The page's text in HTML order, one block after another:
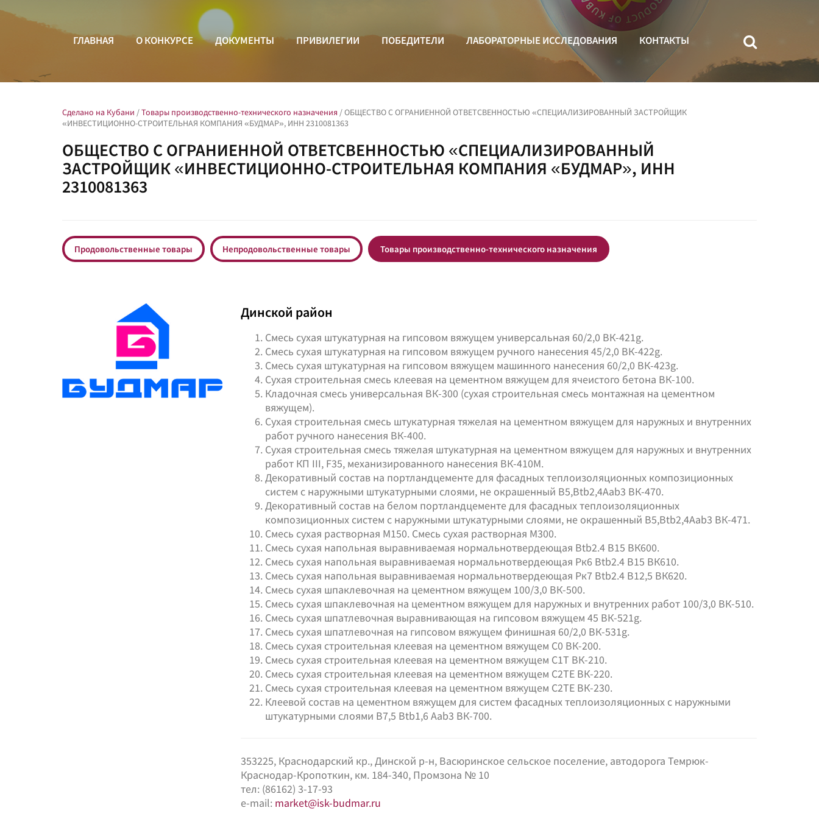
ГЛАВНАЯ О КОНКУРСЕ ДОКУМЕНТЫ ПРИВИЛЕГИИ ПОБЕДИТЕЛИ ЛАБОРАТОРНЫЕ ИССЛЕДОВАНИЯ КОНТАКТЫ
Сделано на Кубани /Товары производственно-технического назначения /ОБЩЕСТВО С ОГРАНИЕННОЙ ОТВЕТСВЕННОСТЬЮ «СПЕЦИАЛИЗИРОВАННЫЙ ЗАСТРОЙЩИК
«ИНВЕСТИЦИОННО-СТРОИТЕЛЬНАЯ КОМПАНИЯ «БУДМАР», ИНН 2310081363
ОБЩЕСТВО С ОГРАНИЕННОЙ ОТВЕТСВЕННОСТЬЮ «СПЕЦИАЛИЗИРОВАННЫЙ
ЗАСТРОЙЩИК «ИНВЕСТИЦИОННО-СТРОИТЕЛЬНАЯ КОМПАНИЯ «БУДМАР», ИНН
2310081363
Продовольственные товары Непродовольственные товары Товары производственно-технического назначения
Динской район
Смесь сухая штукатурная на гипсовом вяжущем универсальная 60/2,0 ВК-421g.
Смесь сухая штукатурная на гипсовом вяжущем ручного нанесения 45/2,0 ВК-422g.
Смесь сухая штукатурная на гипсовом вяжущем машинного нанесения 60/2,0 ВК-423g.
Сухая строительная смесь клеевая на цементном вяжущем для ячеистого бетона ВК-100.
Кладочная смесь универсальная ВК-300 (сухая строительная смесь монтажная на цементном
вяжущем).
Сухая строительная смесь штукатурная тяжелая на цементном вяжущем для наружных и внутренних
работ ручного нанесения ВК-400.
Сухая строительная смесь тяжелая штукатурная на цементном вяжущем для наружных и внутренних
работ КП III, F35, механизированного нанесения ВК-410М.
Декоративный состав на портландцементе для фасадных теплоизоляционных композиционных
систем с наружными штукатурными слоями, не окрашенный В5,Вtb2,4Aab3 ВК-470.
Декоративный состав на белом портландцементе для фасадных теплоизоляционных
композиционных систем с наружными штукатурными слоями, не окрашенный В5,Вtb2,4Aab3 ВК-471.
Смесь сухая растворная М150. Смесь сухая растворная М300.
Смесь сухая напольная выравниваемая нормальнотвердеющая Btb2.4 В15 ВК600.
Смесь сухая напольная выравниваемая нормальнотвердеющая Рк6 Btb2.4 В15 ВК610.
Смесь сухая напольная выравниваемая нормальнотвердеющая Рк7 Btb2.4 В12,5 ВК620.
Смесь сухая шпаклевочная на цементном вяжущем 100/3,0 ВК-500.
Смесь сухая шпаклевочная на цементном вяжущем для наружных и внутренних работ 100/3,0 ВК-510.
Смесь сухая шпатлевочная выравнивающая на гипсовом вяжущем 45 ВК-521g.
Смесь сухая шпатлевочная на гипсовом вяжущем финишная 60/2,0 ВК-531g.
Смесь сухая строительная клеевая на цементном вяжущем С0 ВК-200.
Смесь сухая строительная клеевая на цементном вяжущем С1Т ВК-210.
Смесь сухая строительная клеевая на цементном вяжущем С2ТЕ ВК-220.
Смесь сухая строительная клеевая на цементном вяжущем С2ТЕ ВК-230.
Клеевой состав на цементном вяжущем для систем фасадных теплоизоляционных с наружными
штукатурными слоями В7,5 Btb1,6 Aab3 ВК-700.
353225, Краснодарский кр., Динской р-н, Васюринское сельское поселение, автодорога Темрюк-
Краснодар-Кропоткин, км. 184-340, Промзона № 10
тел: (86162) 3-17-93
e-mail: market@isk-budmar.ru